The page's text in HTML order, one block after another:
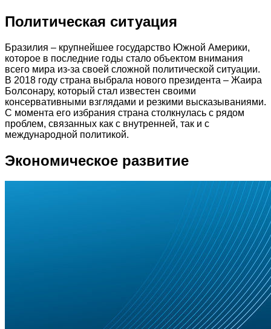
Политическая ситуация
Бразилия – крупнейшее государство Южной Америки,
которое в последние годы стало объектом внимания
всего мира из-за своей сложной политической ситуации.
В 2018 году страна выбрала нового президента – Жаира
Болсонару, который стал известен своими
консервативными взглядами и резкими высказываниями.
С момента его избрания страна столкнулась с рядом
проблем, связанных как с внутренней, так и с
международной политикой.
Экономическое развитие